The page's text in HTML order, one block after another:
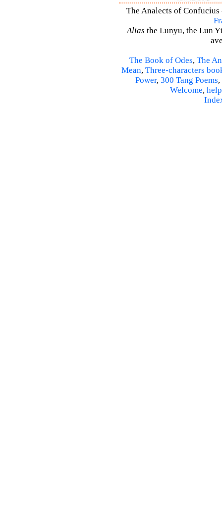
The Analects of
Alias the Lunyu, the Lun
The Book of Odes, The
Mean, Three-characters
Power, 300 Tang Poems,
Welcome, help